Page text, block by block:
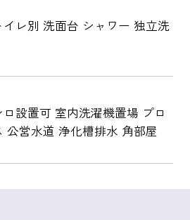
イレ別 洗面台 シャワー 独立洗
ロ設置可 室内洗濯機置場 プロ
公営水道 浄化槽排水 角部屋